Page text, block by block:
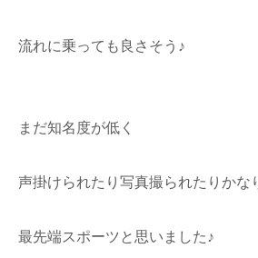
流れに乗っても良さそう♪
まだ知名度が低く
声掛けられたり写真撮られたりかな
最先端スポーツと思いました♪